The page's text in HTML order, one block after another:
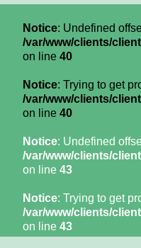
Notice: Undefined
/var/www/clients/
on line 40
Notice: Trying to get
/var/www/clients/
on line 40
Notice: Undefined
/var/www/clients/
on line 43
Notice: Trying to get
/var/www/clients/
on line 43